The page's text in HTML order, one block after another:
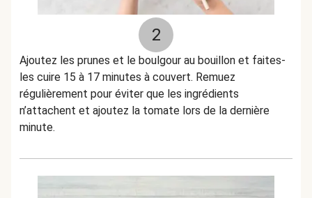
2
Ajoutez les prunes et le boulgour au bouillon et faites-
les cuire 15 à 17 minutes à couvert. Remuez
régulièrement pour éviter que les ingrédients
n’attachent et ajoutez la tomate lors de la dernière
minute.